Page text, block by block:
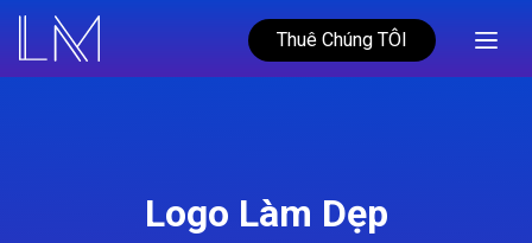
Thuê Chúng TÔI
Logo Làm Dẹp